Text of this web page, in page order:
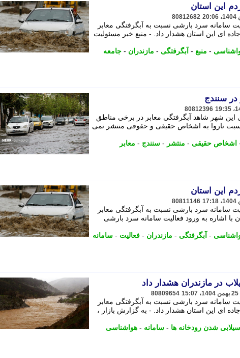
این استان
80812682
سامانه سرد بارشی نسبت به آبگرفتگی معابر
ای این استان هشدار داد. - منبع خبر مسئولیت
- منبع - آبگرفتگی - مازندران - جامعه
در سنندج
80812396
این شهر شاهد آبگرفتگی معابر در برخی مناطق
ناروا به اشخاص حقیقی و حقوقی منتشر نمی
اشخاص حقیقی - منتشر - سنندج - معابر
این استان
80811146
سامانه سرد بارشی نسبت به آبگرفتگی معابر
اشاره به ورود فعالیت سامانه سرد بارشی
- آبگرفتگی - مازندران - فعالیت - سامانه
در مازندران هشدار داد
80809654
سامانه سرد بارشی نسبت به آبگرفتگی معابر
ای این استان هشدار داد. - به گزارش بازار ،
سیلابی شدن رودخانه ها - سامانه - هواشناسی